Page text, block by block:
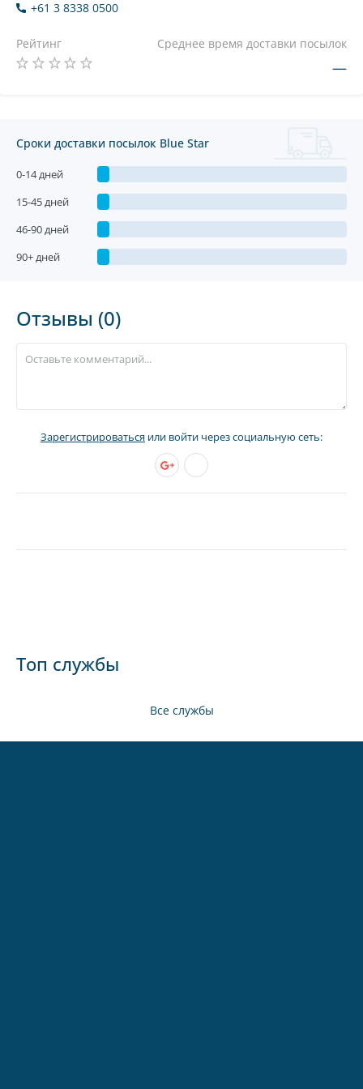
+61 3 8338 0500
Рейтинг Среднее время доставки посылок
—
Сроки доставки посылок Blue Star
0-14 дней
15-45 дней
46-90 дней
90+ дней
Отзывы (0)
Зарегистрироваться или войти через социальную сеть:
Топ службы
Все службы